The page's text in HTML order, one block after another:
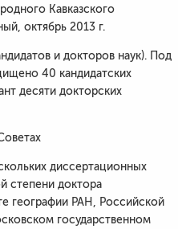
Кавказского
октябрь 2013 г.
и докторов наук). Под
40 кандидатских
десяти докторских
диссертационных
степени доктора
географии РАН, Российской
государственном